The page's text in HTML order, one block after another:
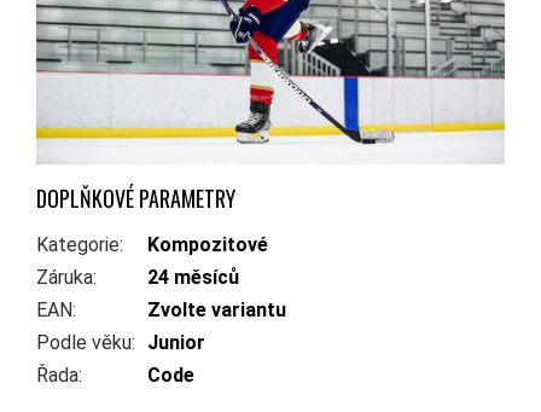
DOPLŇKOVÉ PARAMETRY
Kategorie:
Kompozitové
Záruka:
24 měsíců
EAN:
Zvolte variantu
Podle věku:
Junior
Řada: Code